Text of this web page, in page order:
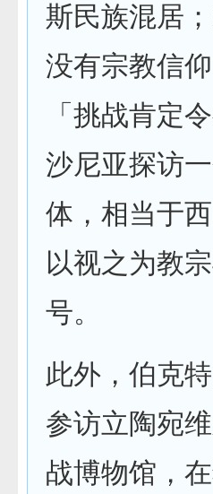
斯民族混居
没有宗教信
「挑战肯定
沙尼亚探访
体，相当于
以视之为教
号。
此外，伯克
参访立陶宛
战博物馆，